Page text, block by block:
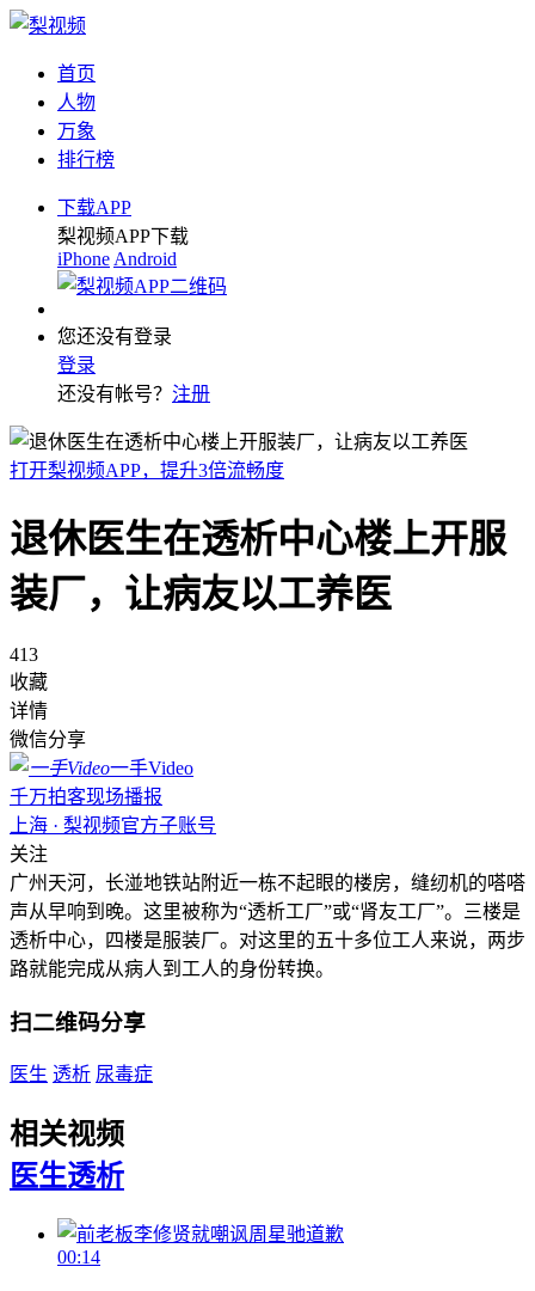
首页
人物
万象
排行榜
下载APP
梨视频APP下载
iPhone Android
您还没有登录
登录
还没有帐号？ 注册
打开梨视频APP，提升3倍流畅度
退休医生在透析中心楼上开服
装厂，让病友以工养医
413
收藏
详情
微信分享
一手Video
千万拍客现场播报
上海 · 梨视频官方子账号
关注
广州天河，长湴地铁站附近一栋不起眼的楼房，缝纫机的嗒嗒
声从早响到晚。这里被称为“透析工厂”或“肾友工厂”。三楼是
透析中心，四楼是服装厂。对这里的五十多位工人来说，两步
路就能完成从病人到工人的身份转换。
扫二维码分享
医生 透析 尿毒症
相关视频
医生透析
00:14